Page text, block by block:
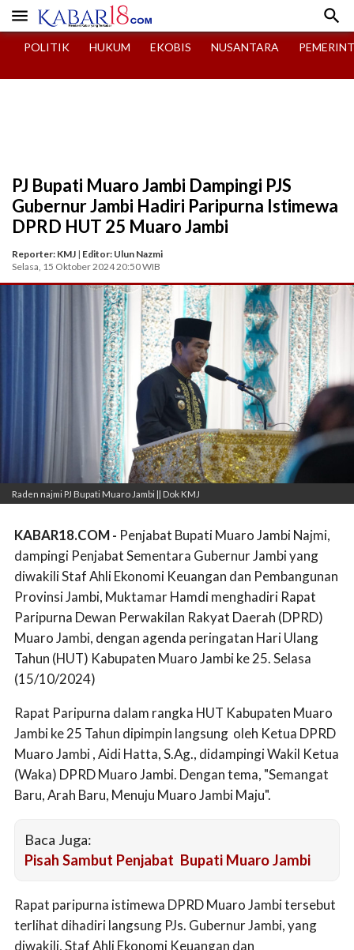
 
POLITIK HUKUM EKOBIS NUSANTARA
PJ Bupati Muaro Jambi Dampingi PJS
Gubernur Jambi Hadiri Paripurna Istimewa
DPRD HUT 25 Muaro Jambi
Reporter: KMJ | Editor: Ulun Nazmi
Selasa, 15 Oktober 2024 20:50 WIB
Raden najmi PJ Bupati Muaro Jambi || Dok KMJ
KABAR18.COM - Penjabat Bupati Muaro Jambi Najmi,
dampingi Penjabat Sementara Gubernur Jambi yang
diwakili Staf Ahli Ekonomi Keuangan dan Pembangunan
Provinsi Jambi, Muktamar Hamdi menghadiri Rapat
Paripurna Dewan Perwakilan Rakyat Daerah (DPRD)
Muaro Jambi, dengan agenda peringatan Hari Ulang
Tahun (HUT) Kabupaten Muaro Jambi ke 25. Selasa
(15/10/2024)
Rapat Paripurna dalam rangka HUT Kabupaten Muaro
Jambi ke 25 Tahun dipimpin langsung oleh Ketua DPRD
Muaro Jambi , Aidi Hatta, S.Ag., didampingi Wakil Ketua
(Waka) DPRD Muaro Jambi. Dengan tema, "Semangat
Baru, Arah Baru, Menuju Muaro Jambi Maju".
Baca Juga:
Pisah Sambut Penjabat Bupati Muaro Jambi
Rapat paripurna istimewa DPRD Muaro Jambi tersebut
terlihat dihadiri langsung PJs. Gubernur Jambi, yang
diwakili, Staf Ahli Ekonomi Keuangan dan